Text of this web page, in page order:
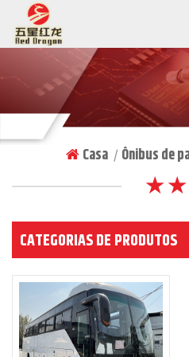
Casa | Ônibus de
★
CATEGORIAS DE PRODUTOS